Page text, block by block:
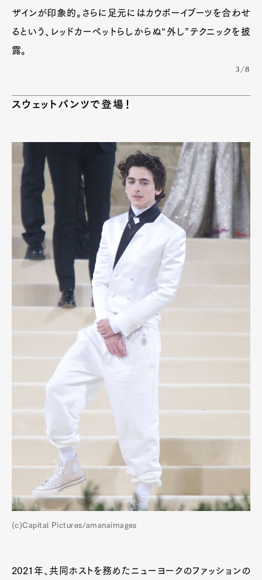
ザインが印象的。さらに足元にはカウボーイブーツを合わせ
るという、レッドカーペットらしからぬ“外し”テクニックを披
露。
3/8
スウェットパンツで登場！
(c)Capital Pictures/amanaimages
2021年、共同ホストを務めたニューヨークのファッションの